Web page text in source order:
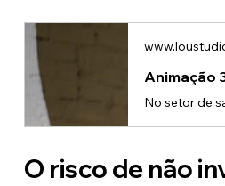
Animação
O risco de não